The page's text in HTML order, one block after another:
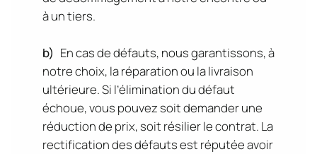
à un tiers.
b) En cas de défauts, nous garantissons, à
notre choix, la réparation ou la livraison
ultérieure. Si l’élimination du défaut
échoue, vous pouvez soit demander une
réduction de prix, soit résilier le contrat. La
rectification des défauts est réputée avoir